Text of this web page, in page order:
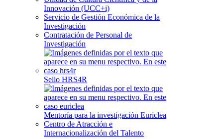
Innovación (UCC+i)
Servicio de Gestión Económica de la
Investigación
Contratación de Personal de
Investigación
Sello HRS4R
Mentoría para la investigación Euriclea
Centro de Atracción e
Internacionalización del Talento